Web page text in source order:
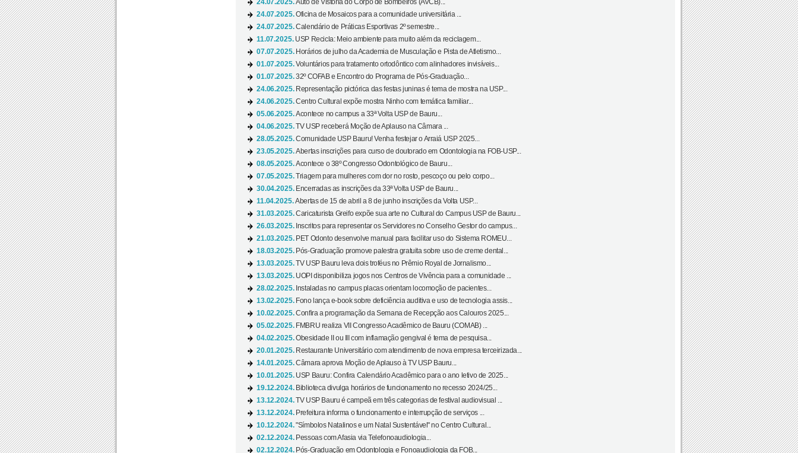
24.07.2025.Auto de Vistoria do Corpo de Bombeiros (AVCB)...
24.07.2025.Oficina de Mosaicos para a comunidade universitária ...
24.07.2025.Calendário de Práticas Esportivas 2º semestre...
11.07.2025. USP Recicla: Meio ambiente para muito além da reciclagem...
07.07.2025. Horários de julho da Academia de Musculação e Pista de Atletismo...
01.07.2025.Voluntários para tratamento ortodôntico com alinhadores invisíveis...
01.07.2025.32º COFAB e Encontro do Programa de Pós-Graduação...
24.06.2025. Representação pictórica das festas juninas é tema de mostra na USP...
24.06.2025.Centro Cultural expõe mostra Ninho com temática familiar...
05.06.2025.Acontece no campus a 33ª Volta USP de Bauru...
04.06.2025.TV USP receberá Moção de Aplauso na Câmara ...
28.05.2025.Comunidade USP Bauru! Venha festejar o Arraiá USP 2025...
23.05.2025.Abertas inscrições para curso de doutorado em Odontologia na FOB-USP...
08.05.2025.Acontece o 38º Congresso Odontológico de Bauru...
07.05.2025.Triagem para mulheres com dor no rosto, pescoço ou pelo corpo...
30.04.2025. Encerradas as inscrições da 33ª Volta USP de Bauru...
11.04.2025.Abertas de 15 de abril a 8 de junho inscrições da Volta USP...
31.03.2025.Caricaturista Greifo expõe sua arte no Cultural do Campus USP de Bauru...
26.03.2025. Inscritos para representar os Servidores no Conselho Gestor do campus...
21.03.2025. PET Odonto desenvolve manual para facilitar uso do Sistema ROMEU...
18.03.2025. Pós-Graduação promove palestra gratuita sobre uso de creme dental...
13.03.2025.TV USP Bauru leva dois troféus no Prêmio Royal de Jornalismo...
13.03.2025. UOPI disponibiliza jogos nos Centros de Vivência para a comunidade ...
28.02.2025. Instaladas no campus placas orientam locomoção de pacientes...
13.02.2025. Fono lança e-book sobre deficiência auditiva e uso de tecnologia assis...
10.02.2025.Confira a programação da Semana de Recepção aos Calouros 2025...
05.02.2025. FMBRU realiza VII Congresso Acadêmico de Bauru (COMAB) ...
04.02.2025.Obesidade II ou III com inflamação gengival é tema de pesquisa...
20.01.2025. Restaurante Universitário com atendimento de nova empresa terceirizada...
14.01.2025.Câmara aprova Moção de Aplauso à TV USP Bauru...
10.01.2025. USP Bauru: Confira Calendário Acadêmico para o ano letivo de 2025...
19.12.2024. Biblioteca divulga horários de funcionamento no recesso 2024/25...
13.12.2024.TV USP Bauru é campeã em três categorias de festival audiovisual ...
13.12.2024. Prefeitura informa o funcionamento e interrupção de serviços ...
10.12.2024."Símbolos Natalinos e um Natal Sustentável" no Centro Cultural...
02.12.2024. Pessoas com Afasia via Telefonoaudiologia...
02.12.2024. Pós-Graduação em Odontologia e Fonoaudiologia da FOB...